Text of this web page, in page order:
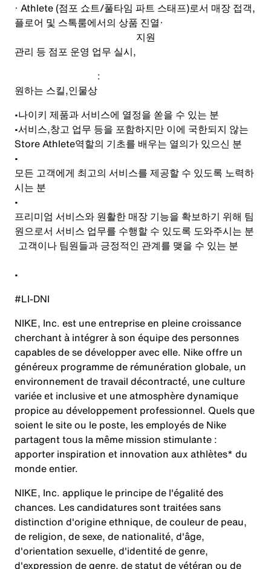
· Athlete (점포 쇼트/풀타임 파트 스태프)로서 매장 접객,
플로어 및 스톡룸에서의 상품 진열·
관리 등 점포 운영 업무 실시,
지원
원하는 스킬,인물상
:
•나이키 제품과 서비스에 열정을 쏟을 수 있는 분
•서비스,창고 업무 등을 포함하지만 이에 국한되지 않는
Store Athlete역할의 기초를 배우는 열의가 있으신 분
•
모든 고객에게 최고의 서비스를 제공할 수 있도록 노력하
시는 분
•
프리미엄 서비스와 원활한 매장 기능을 확보하기 위해 팀
원으로서 서비스 업무를 수행할 수 있도록 도와주시는 분
•
고객이나 팀원들과 긍정적인 관계를 맺을 수 있는 분
#LI-DNI
NIKE, Inc. est une entreprise en pleine croissance
cherchant à intégrer à son équipe des personnes
capables de se développer avec elle. Nike offre un
généreux programme de rémunération globale, un
environnement de travail décontracté, une culture
variée et inclusive et une atmosphère dynamique
propice au développement professionnel. Quels que
soient le site ou le poste, les employés de Nike
partagent tous la même mission stimulante :
apporter inspiration et innovation aux athlètes* du
monde entier.
NIKE, Inc. applique le principe de l'égalité des
chances. Les candidatures sont traitées sans
distinction d'origine ethnique, de couleur de peau,
de religion, de sexe, de nationalité, d'âge,
d'orientation sexuelle, d'identité de genre,
d'expression de genre, de statut de vétéran ou de